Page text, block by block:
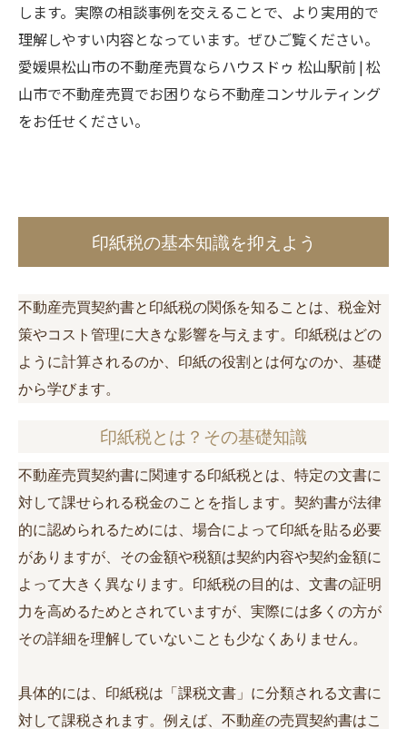
します。実際の相談事例を交えることで、より実用的で
理解しやすい内容となっています。ぜひご覧ください。
愛媛県松山市の不動産売買ならハウスドゥ 松山駅前 | 松
山市で不動産売買でお困りなら不動産コンサルティング
をお任せください。
印紙税の基本知識を抑えよう
不動産売買契約書と印紙税の関係を知ることは、税金対
策やコスト管理に大きな影響を与えます。印紙税はどの
ように計算されるのか、印紙の役割とは何なのか、基礎
から学びます。
印紙税とは？その基礎知識
不動産売買契約書に関連する印紙税とは、特定の文書に
対して課せられる税金のことを指します。契約書が法律
的に認められるためには、場合によって印紙を貼る必要
がありますが、その金額や税額は契約内容や契約金額に
よって大きく異なります。印紙税の目的は、文書の証明
力を高めるためとされていますが、実際には多くの方が
その詳細を理解していないことも少なくありません。
具体的には、印紙税は「課税文書」に分類される文書に
対して課税されます。例えば、不動産の売買契約書はこ